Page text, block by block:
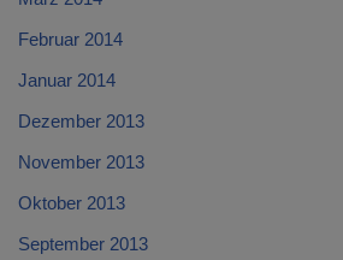
Februar 2014
Januar 2014
Dezember 2013
November 2013
Oktober 2013
September 2013